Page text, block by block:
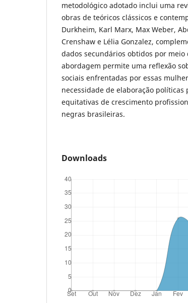
metodológico adotado inclui uma
obras de teóricos clássicos e
Durkheim, Karl Marx, Max Weber,
Crenshaw e Lélia Gonzalez,
dados secundários obtidos por
abordagem permite uma reflexão
sociais enfrentadas por essas
necessidade de elaboração
equitativas de crescimento
negras brasileiras.
Downloads